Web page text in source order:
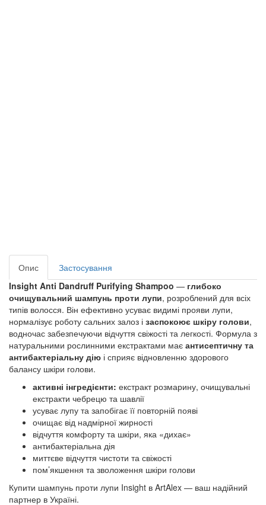
Опис
Застосування
Insight Anti Dandruff Purifying Shampoo — глибоко
очищувальний шампунь проти лупи, розроблений для всіх
типів волосся. Він ефективно усуває видимі прояви лупи,
нормалізує роботу сальних залоз і заспокоює шкіру голови,
водночас забезпечуючи відчуття свіжості та легкості. Формула з
натуральними рослинними екстрактами має антисептичну та
антибактеріальну дію і сприяє відновленню здорового
балансу шкіри голови.
активні інгредієнти: екстракт розмарину, очищувальні
екстракти чебрецю та шавлії
усуває лупу та запобігає її повторній появі
очищає від надмірної жирності
відчуття комфорту та шкіри, яка «дихає»
антибактеріальна дія
миттєве відчуття чистоти та свіжості
пом’якшення та зволоження шкіри голови
Купити шампунь проти лупи Insight в ArtAlex — ваш надійний
партнер в Україні.